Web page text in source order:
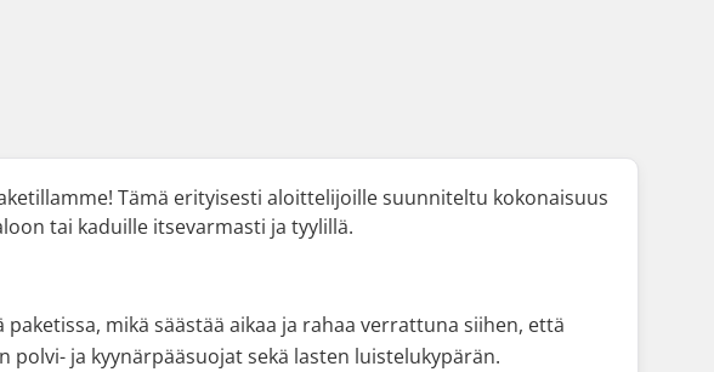
Tämä erityisesti aloittelijoille suunniteltu kokonaisuus
tai kaduille itsevarmasti ja tyylillä.
mikä säästää aikaa ja rahaa verrattuna siihen, että
ja kyynärpääsuojat sekä lasten luistelukypärän.